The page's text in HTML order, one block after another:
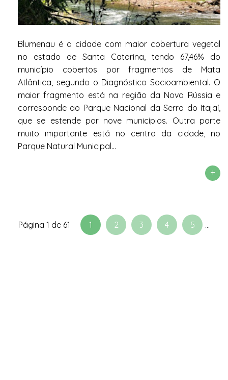
Blumenau é a cidade com maior cobertura vegetal
no estado de Santa Catarina, tendo 67,46% do
município cobertos por fragmentos de Mata
Atlântica, segundo o Diagnóstico Socioambiental. O
maior fragmento está na região da Nova Rússia e
corresponde ao Parque Nacional da Serra do Itajaí,
que se estende por nove municípios. Outra parte
muito importante está no centro da cidade, no
Parque Natural Municipal...
+
Página 1 de 61 1 2 3 4 5
...